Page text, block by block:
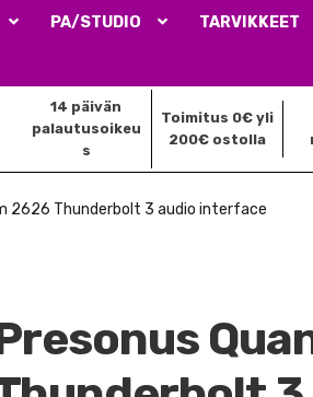
PA/STUDIO TARVIKKEET
14 päivän
palautusoikeu
s
Toimitus 0€ yli
200€ ostolla
2626 Thunderbolt 3 audio interface